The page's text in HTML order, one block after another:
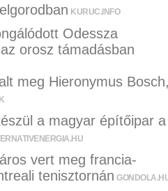
KURUC.INFO
Odessza
orosz támadásban
meg Hieronymus
a magyar építőipar a
vert meg francia-
tenisztornán